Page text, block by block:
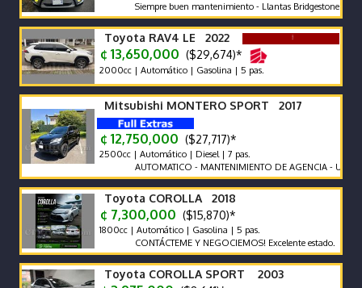
Siempre buen mantenimiento - Llantas Bridgestone como
Toyota RAV4 LE 2022
¢ 13,650,000 ($29,674)*
2000cc | Automático | Gasolina | 5 pas.
Mitsubishi MONTERO SPORT 2017
¢ 12,750,000 ($27,717)*
2500cc | Automático | Diesel | 7 pas.
AUTOMATICO - MANTENIMIENTO DE AGENCIA - UNICO
Toyota COROLLA 2018
¢ 7,300,000 ($15,870)*
1800cc | Automático | Gasolina | 5 pas.
CONTÁCTEME Y NEGOCIEMOS! Excelente estado.
Toyota COROLLA SPORT 2003